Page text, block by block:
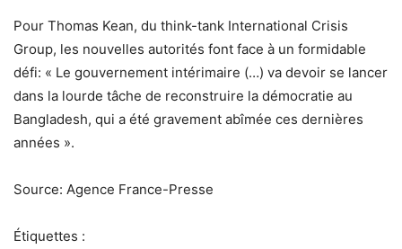
Pour Thomas Kean, du think-tank International Crisis
Group, les nouvelles autorités font face à un formidable
défi: « Le gouvernement intérimaire (…) va devoir se lancer
dans la lourde tâche de reconstruire la démocratie au
Bangladesh, qui a été gravement abîmée ces dernières
années ».
Source: Agence France-Presse
Étiquettes :